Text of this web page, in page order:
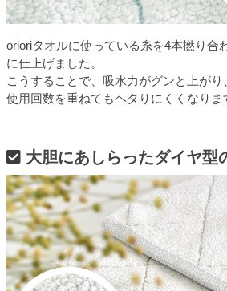
orioriタオルに使っている糸を4本撚り合
に仕上げました。
こうすることで、吸水力がグンと上がり
使用回数を重ねてもヘタりにくくなりま
大胆にあしらったダイヤ型